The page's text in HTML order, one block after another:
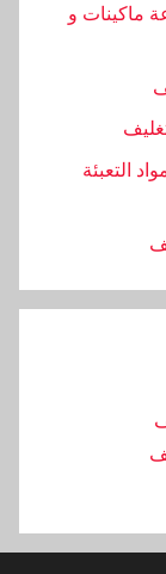
ماكينات و
التعبئة